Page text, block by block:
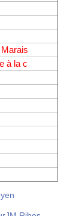
à la c